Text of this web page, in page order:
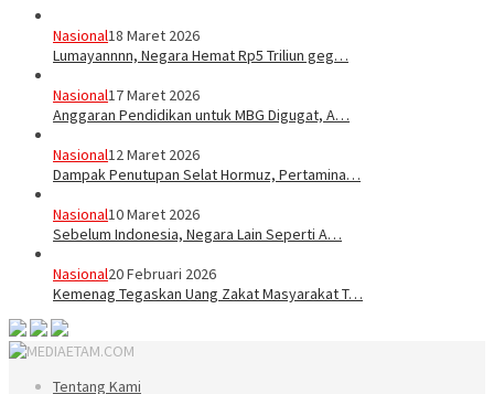
Nasional18 Maret 2026
Lumayannnn, Negara Hemat Rp5 Triliun geg…
Nasional17 Maret 2026
Anggaran Pendidikan untuk MBG Digugat, A…
Nasional12 Maret 2026
Dampak Penutupan Selat Hormuz, Pertamina…
Nasional10 Maret 2026
Sebelum Indonesia, Negara Lain Seperti A…
Nasional20 Februari 2026
Kemenag Tegaskan Uang Zakat Masyarakat T…
Tentang Kami